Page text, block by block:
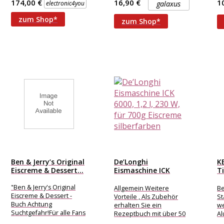
Kühlung Kompressor
electronic4you
174,00 €
zum Shop*
herstellen können.
galaxus
16,90 €
zum Shop*
Ben & Jerry’s Original
Eiscreme & Dessert...
"Ben & Jerry's Original
Eiscreme & Dessert -
Buch Achtung
Suchtgefahr!Für alle Fans
De’Longhi
Eismaschine ICK
Allgemein Weitere
Vorteile , Als Zubehör
erhalten Sie ein
Rezeptbuch mit über 50